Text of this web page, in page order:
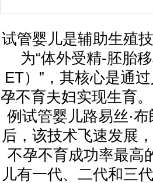
试管婴儿是辅助生殖
为“体外受精-胚胎
ET）”，其核心是通
孕不育夫妇实现生育
例试管婴儿路易丝·
后，该技术飞速发展
不孕不育成功率最高
儿有一代、二代和三